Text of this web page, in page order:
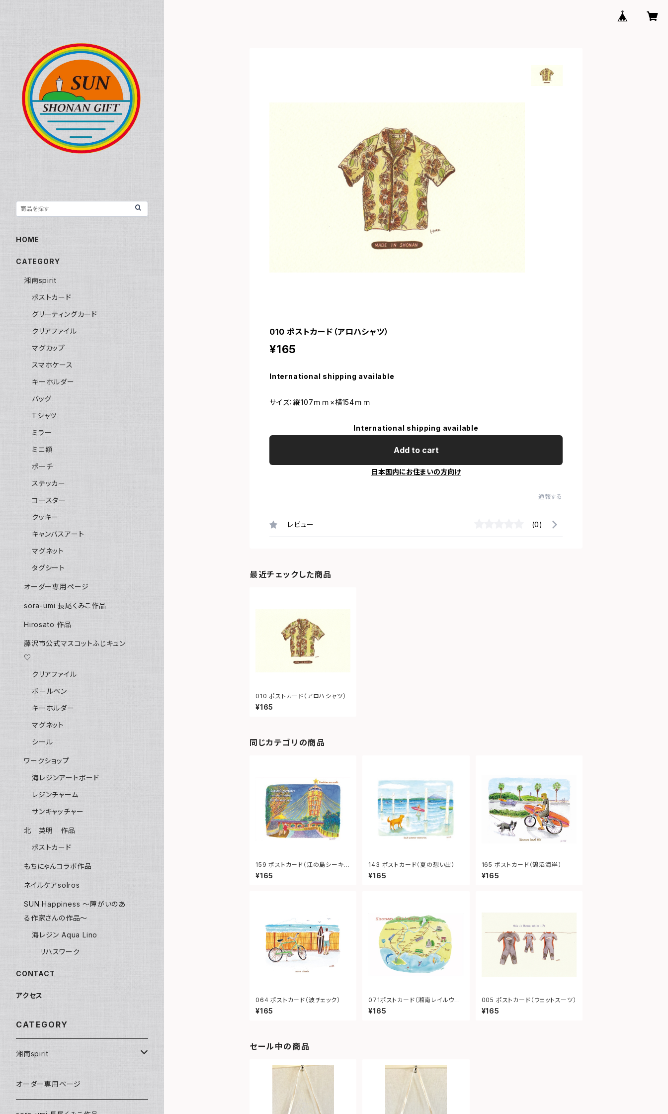
010 ポストカード（アロハシャツ）
¥165
International shipping available
サイズ：縦107ｍｍ×横154ｍｍ
International shipping available
Add to cart
日本国内にお住まいの方向け
通報する
レビュー (0)
最近チェックした商品
010 ポストカード（アロハシャツ）
¥165
同じカテゴリの商品
159 ポストカード（江の島シーキャ
ンドル）
¥165
143 ポストカード（夏の想い出）
¥165
165 ポストカード（鵠沼海岸）
¥165
064 ポストカード（波チェック）
¥165
071ポストカード（湘南レイルウェ
イ）
¥165
005 ポストカード（ウェットスーツ）
¥165
セール中の商品
HOME
CATEGORY
湘南spirit
ポストカード
グリーティングカード
クリアファイル
マグカップ
スマホケース
キーホルダー
バッグ
Tシャツ
ミラー
ミニ額
ポーチ
ステッカー
コースター
クッキー
キャンバスアート
マグネット
タグシート
オーダー専用ページ
sora-umi 長尾くみこ作品
Hirosato 作品
藤沢市公式マスコットふじキュン
♡
クリアファイル
ボールペン
キーホルダー
マグネット
シール
ワークショップ
海レジンアートボード
レジンチャーム
サンキャッチャー
北 英明 作品
ポストカード
もちにゃんコラボ作品
ネイルケアsolros
SUN Happiness ～障がいのあ
る作家さんの作品～
海レジン Aqua Lino
リハスワーク
CONTACT
アクセス
CATEGORY
湘南spirit
ポストカード
オーダー専用ページ